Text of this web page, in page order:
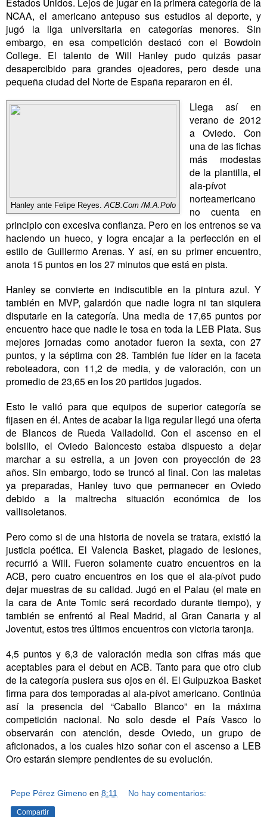
NCAA, el americano antepuso sus estudios al deporte, y
jugó la liga universitaria en categorías menores. Sin
embargo, en esa competición destacó con el Bowdoin
College. El talento de Will Hanley pudo quizás pasar
desapercibido para grandes ojeadores, pero desde una
pequeña ciudad del Norte de España repararon en él.
Hanley ante Felipe Reyes.ACB.Com /M.A.Polo
Llega así en
verano de 2012
a Oviedo. Con
una de las fichas
más modestas
de la plantilla, el
ala-pívot
norteamericano
no cuenta en
principio con excesiva confianza. Pero en los entrenos se va
haciendo un hueco, y logra encajar a la perfección en el
estilo de Guillermo Arenas. Y así, en su primer encuentro,
anota 15 puntos en los 27 minutos que está en pista.
Hanley se convierte en indiscutible en la pintura azul. Y
también en MVP, galardón que nadie logra ni tan siquiera
disputarle en la categoría. Una media de 17,65 puntos por
encuentro hace que nadie le tosa en toda la LEB Plata. Sus
mejores jornadas como anotador fueron la sexta, con 27
puntos, y la séptima con 28. También fue líder en la faceta
reboteadora, con 11,2 de media, y de valoración, con un
promedio de 23,65 en los 20 partidos jugados.
Esto le valió para que equipos de superior categoría se
fijasen en él. Antes de acabar la liga regular llegó una oferta
de Blancos de Rueda Valladolid. Con el ascenso en el
bolsillo, el Oviedo Baloncesto estaba dispuesto a dejar
marchar a su estrella, a un joven con proyección de 23
años. Sin embargo, todo se truncó al final. Con las maletas
ya preparadas, Hanley tuvo que permanecer en Oviedo
debido a la maltrecha situación económica de los
vallisoletanos.
Pero como si de una historia de novela se tratara, existió la
justicia poética. El Valencia Basket, plagado de lesiones,
recurrió a Will. Fueron solamente cuatro encuentros en la
ACB, pero cuatro encuentros en los que el ala-pívot pudo
dejar muestras de su calidad. Jugó en el Palau (el mate en
la cara de Ante Tomic será recordado durante tiempo), y
también se enfrentó al Real Madrid, al Gran Canaria y al
Joventut, estos tres últimos encuentros con victoria taronja.
4,5 puntos y 6,3 de valoración media son cifras más que
aceptables para el debut en ACB. Tanto para que otro club
de la categoría pusiera sus ojos en él. El Guipuzkoa Basket
firma para dos temporadas al ala-pívot americano. Continúa
así la presencia del “Caballo Blanco” en la máxima
competición nacional. No solo desde el País Vasco lo
observarán con atención, desde Oviedo, un grupo de
aficionados, a los cuales hizo soñar con el ascenso a LEB
Oro estarán siempre pendientes de su evolución.
Pepe Pérez Gimeno en 8:11 No hay comentarios:
Compartir